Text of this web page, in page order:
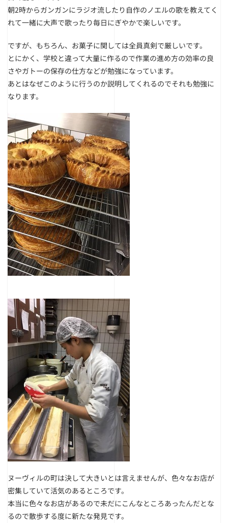
朝2時からガンガンにラジオ流したり自作のノエルの歌を教えてく
れて一緒に大声で歌ったり毎日にぎやかで楽しいです。
ですが、もちろん、お菓子に関しては全員真剣で厳しいです。
とにかく、学校と違って大量に作るので作業の進め方の効率の良
さやガトーの保存の仕方などが勉強になっています。
あとはなぜこのように行うのか説明してくれるのでそれも勉強に
なります。
ヌーヴィルの町は決して大きいとは言えませんが、色々なお店が
密集していて活気のあるところです。
本当に色々なお店があるので未だにこんなところあったんだとな
るので散歩する度に新たな発見です。